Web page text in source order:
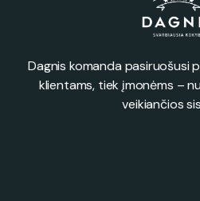
Dagnis komanda pasiruošusi
klientams, tiek įmonėms –
veikiančios